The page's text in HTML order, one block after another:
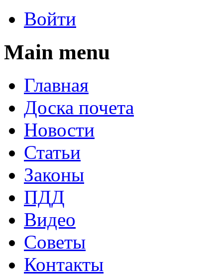
Войти
Main menu
Главная
Доска почета
Новости
Статьи
Законы
ПДД
Видео
Советы
Контакты